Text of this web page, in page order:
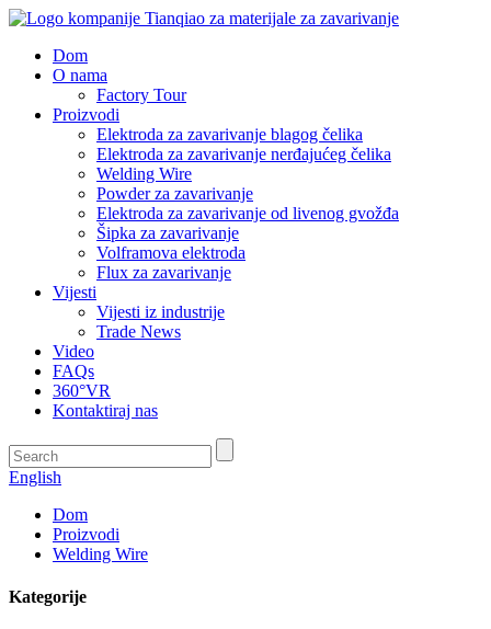
Dom
O nama
Factory Tour
Proizvodi
Elektroda za zavarivanje blagog čelika
Elektroda za zavarivanje nerđajućeg čelika
Welding Wire
Powder za zavarivanje
Elektroda za zavarivanje od livenog gvožđa
Šipka za zavarivanje
Volframova elektroda
Flux za zavarivanje
Vijesti
Vijesti iz industrije
Trade News
Video
FAQs
360°VR
Kontaktiraj nas
English
Dom
Proizvodi
Welding Wire
Kategorije